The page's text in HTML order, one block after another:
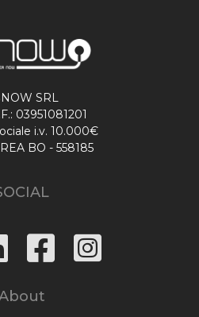
SRL
03951081201
i.v. 10.000€
BO - 558185